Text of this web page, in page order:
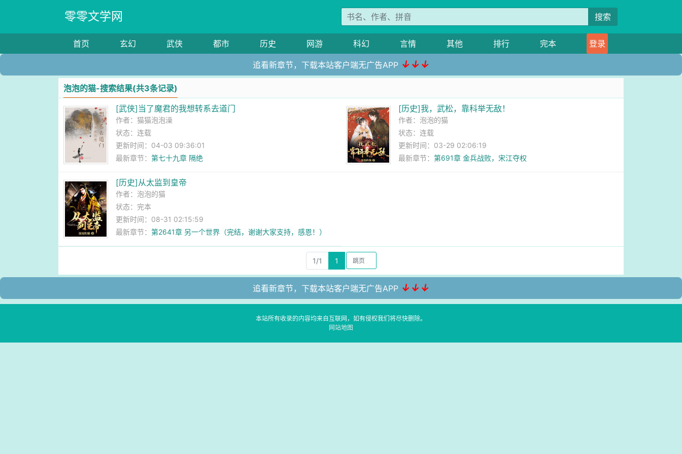
零零文学网 搜索
首页 玄幻 武侠 都市 历史 网游 科幻 言情 其他 排行 完本 登录
追看新章节，下载本站客户端无广告APP ↓↓↓
泡泡的猫-搜索结果(共3条记录)
[武侠]当了魔君的我想转系去道门
作者：猫猫泡泡澡
状态：连载
更新时间：04-03 09:36:01
最新章节：第七十九章 隔绝
[历史]我，武松，靠科举无敌！
作者： 泡泡的猫
状态：连载
更新时间：03-29 02:06:19
最新章节： 第691章 金兵战败，宋江夺权
[历史]从太监到皇帝
作者： 泡泡的猫
状态：完本
更新时间：08-31 02:15:59
最新章节：第2641章 另一个世界（完结，谢谢大家支持，感恩！）
1/1 1
追看新章节，下载本站客户端无广告APP ↓↓↓
本站所有收录的内容均来自互联网，如有侵权我们将尽快删除。
网站地图